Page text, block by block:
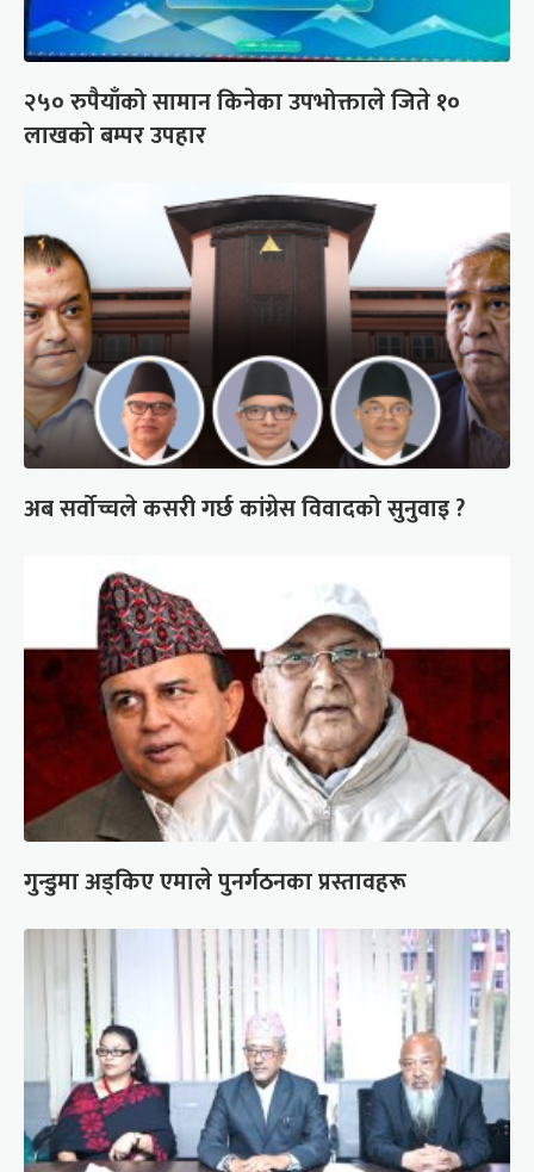
२५० रुपैयाँको सामान किनेका उपभोक्ताले जिते १०
लाखको बम्पर उपहार
अब सर्वोच्चले कसरी गर्छ कांग्रेस विवादको सुनुवाइ ?
गुन्डुमा अड्किए एमाले पुनर्गठनका प्रस्तावहरू